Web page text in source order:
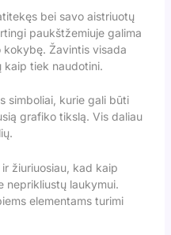
bei savo aistriuotų
paukštžemiuje galima
Žavintis visada
kaip tiek naudotini.
simboliai, kurie gali būti
grafiko tikslą. Vis daliau
žiuriuosiau, kad kaip
neprikliustų laukymui.
elementams turimi